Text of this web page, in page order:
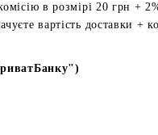
в розмірі 20 грн +
вартість доставки +